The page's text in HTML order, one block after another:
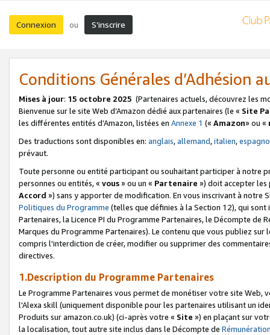
Connexion ou S’inscrire
Conditions Générales d’Adhésion
Mises à jour: 15 octobre 2025 (Partenaires actuels, découvrez les
Bienvenue sur le site Web d’Amazon dédié aux partenaires (le « Site
les différentes entités d’Amazon, listées en Annexe 1 (« Amazon» ou «
Des traductions sont disponibles en: anglais,allemand,italien,
prévaut.
Toute personne ou entité participant ou souhaitant participer à notre
personnes ou entités, « vous» ou un « Partenaire ») doit accepter les
Accord ») sans y apporter de modification. En vous inscrivant à notre
Politiques du Programme (telles que définies à la Section 12), qui
Partenaires, la Licence PI du Programme Partenaires, le Décompte de
Marques du Programme Partenaires). Le contenu que vous publiez
compris l'interdiction de créer, modifier ou supprimer des
directives.
1.Description du Programme Partenaires
Le Programme Partenaires vous permet de monétiser votre site Web,
l'Alexa skill (uniquement disponible pour les partenaires utilisant un
Produits sur amazon.co.uk) (ci-après votre « Site ») en plaçant sur
la localisation, tout autre site inclus dans le Décompte de